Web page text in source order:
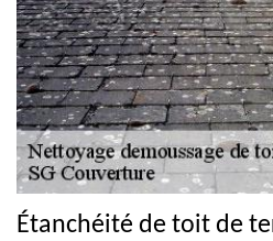
Étanchéité de toit de